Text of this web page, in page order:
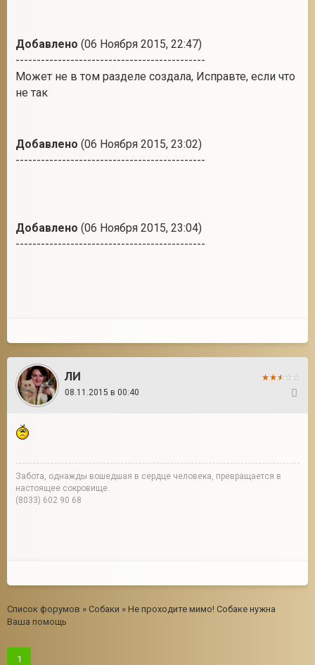
Добавлено (06 Ноября 2015, 22:47)
---------------------------------------------
Может не в том разделе создала, Исправте, если что
не так
Добавлено (06 Ноября 2015, 23:02)
---------------------------------------------
Добавлено (06 Ноября 2015, 23:04)
---------------------------------------------
ЛИ
08.11.2015 в 00:40
Забота, однажды вошедшая в сердце человека, превращается в
настоящее сокровище.
(8033) 602 90 68
Список форумов » Собаки » Не проходите мимо! Собаке нужна
Ваша помощь
1